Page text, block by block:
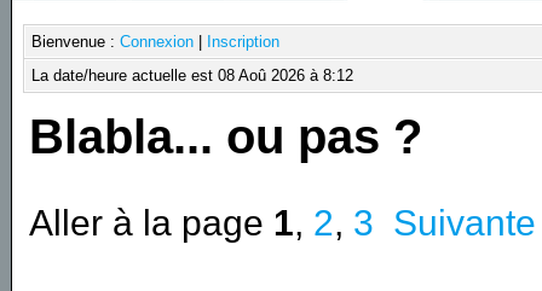
Bienvenue :Connexion
Inscription
La date/heure actuelle est 08 Aoû 2026 à 8:12
Blabla... ou pas ?
Aller à la page 1, 2, 3 Suivante